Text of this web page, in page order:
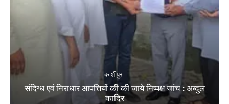
काशीपुर
संदिग्ध एवं निराधार आपत्तियों की की जाये निष्पक्ष जांच : अब्दुल
कादिर